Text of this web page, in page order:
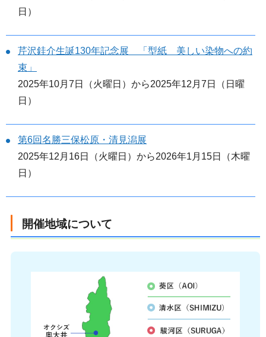
日）
芹沢銈介生誕130年記念展 「型紙 美しい染物への約
束」
2025年10月7日（火曜日）から2025年12月7日（日曜
日）
第6回名勝三保松原・清見潟展
2025年12月16日（火曜日）から2026年1月15日（木曜
日）
開催地域について